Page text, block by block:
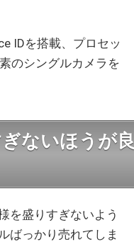
IDを搭載、プロセッ
のシングルカメラを
ないほうが良
を盛りすぎないよう
ばっかり売れてしま